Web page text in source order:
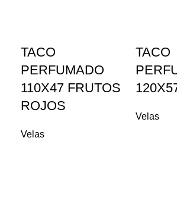
TACO
PERFUMADO
110X47 FRUTOS
ROJOS
Velas
TACO
Velas